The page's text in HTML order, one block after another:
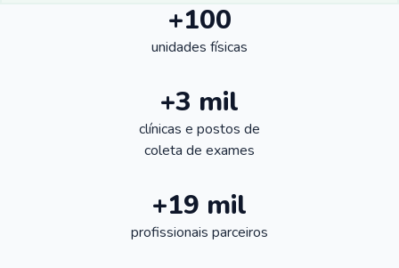
+100
unidades físicas
+3 mil
clínicas e postos de
coleta de exames
+19 mil
profissionais parceiros